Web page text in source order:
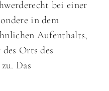
bei einer
in dem
Aufenthalts,
Orts des
Das